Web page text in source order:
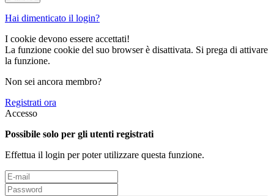
Hai dimenticato il login?
I cookie devono essere accettati!
La funzione cookie del suo browser è disattivata. Si prega di attivare
la funzione.
Non sei ancora membro?
Registrati ora
Accesso
Possibile solo per gli utenti registrati
Effettua il login per poter utilizzare questa funzione.